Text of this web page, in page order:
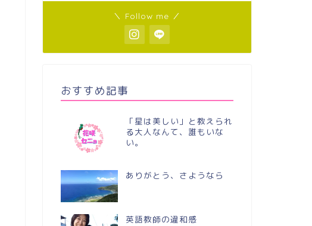
＼ Follow me ／
おすすめ記事
「星は美しい」と教えられ
る大人なんて、誰もいな
い。
ありがとう、さようなら
英語教師の違和感